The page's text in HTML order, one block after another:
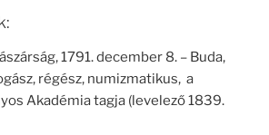
1791. december 8. – Buda,
régész, numizmatikus, a
Akadémia tagja (levelező 1839.